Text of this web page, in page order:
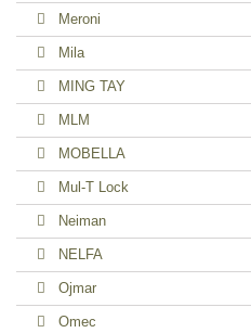
Meroni
Mila
MING TAY
MLM
MOBELLA
Mul-T Lock
Neiman
NELFA
Ojmar
Omec